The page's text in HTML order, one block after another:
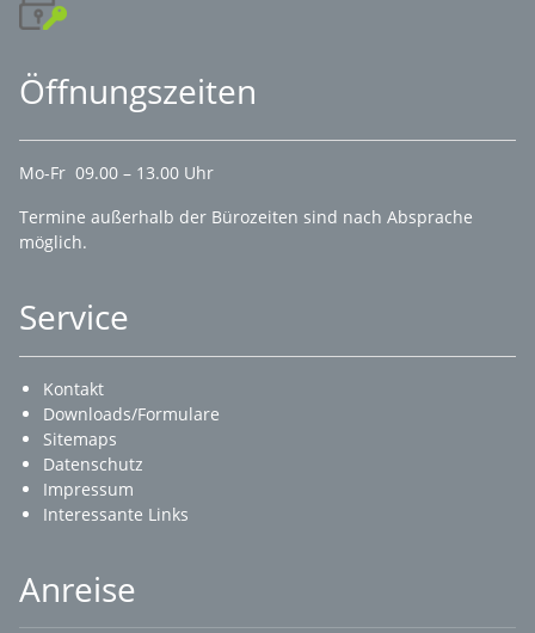
Öffnungszeiten
Mo-Fr 09.00 – 13.00 Uhr
Termine außerhalb der Bürozeiten sind nach Absprache
möglich.
Service
Kontakt
Downloads/Formulare
Sitemaps
Datenschutz
Impressum
Interessante Links
Anreise